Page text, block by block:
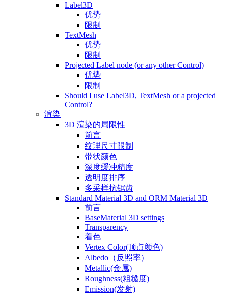
Label3D
优势
限制
TextMesh
优势
限制
Projected Label node (or any other Control)
优势
限制
Should I use Label3D, TextMesh or a projected
Control?
渲染
3D 渲染的局限性
前言
纹理尺寸限制
带状颜色
深度缓冲精度
透明度排序
多采样抗锯齿
Standard Material 3D and ORM Material 3D
前言
BaseMaterial 3D settings
Transparency
着色
Vertex Color(顶点颜色)
Albedo（反照率）
Metallic(金属)
Roughness(粗糙度)
Emission(发射)